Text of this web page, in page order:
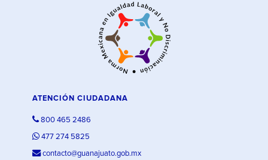
ATENCIÓN CIUDADANA
800 465 2486
477 274 5825
contacto@guanajuato.gob.mx